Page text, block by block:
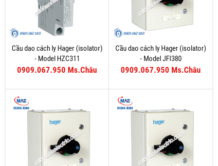
Cầu dao cách ly Hager (isolator)
- Model HZC311
0909.067.950 Ms.Châu
Cầu dao cách ly Hager (isolator)
- Model JFI380
0909.067.950 Ms.Châu